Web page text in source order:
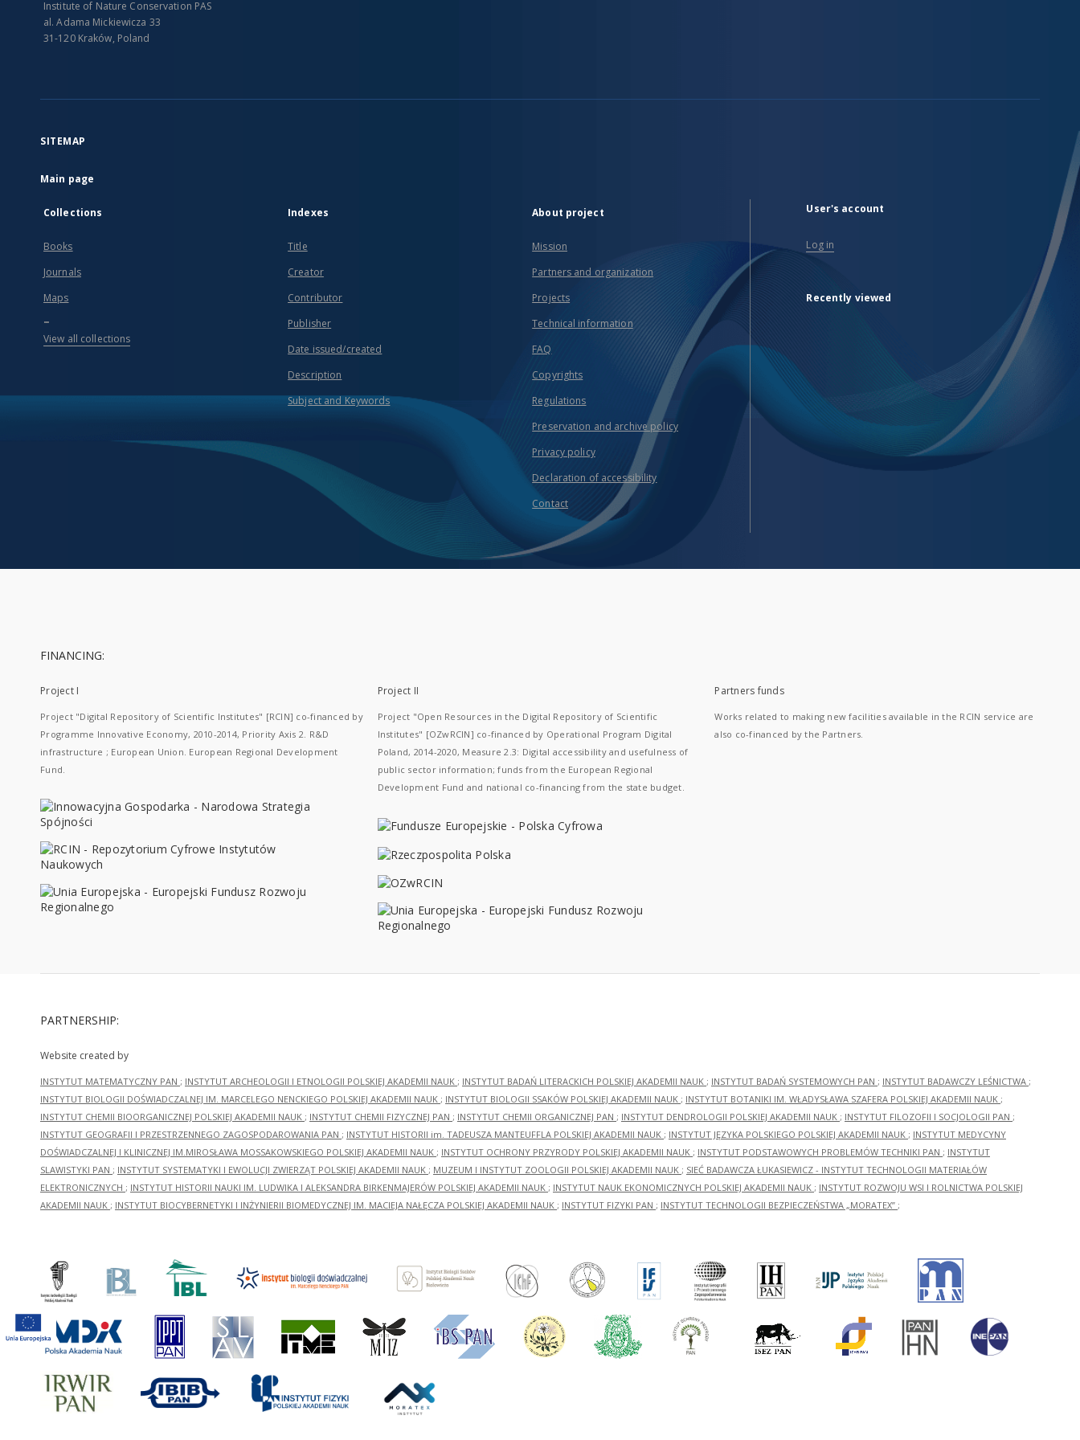
Institute of Nature Conservation PAS
al. Adama Mickiewicza 33
31-120 Kraków, Poland
SITEMAP
Main page
Collections
Books
Journals
Maps
...
View all collections
Indexes
Title
Creator
Contributor
Publisher
Date issued/created
Description
Subject and Keywords
About project
Mission
Partners and organization
Projects
Technical information
FAQ
Copyrights
Regulations
Preservation and archive policy
Privacy policy
Declaration of accessibility
Contact
User's account
Log in
Recently viewed
FINANCING:
Project I
Project "Digital Repository of Scientific Institutes" [RCIN] co-financed by
Programme Innovative Economy, 2010-2014, Priority Axis 2. R&D
infrastructure ; European Union. European Regional Development
Fund.
Project II
Project "Open Resources in the Digital Repository of Scientific
Institutes" [OZwRCIN] co-financed by Operational Program Digital
Poland, 2014-2020, Measure 2.3: Digital accessibility and usefulness of
public sector information; funds from the European Regional
Development Fund and national co-financing from the state budget.
Partners funds
Works related to making new facilities available in the RCIN service are
also co-financed by the Partners.
PARTNERSHIP:
Website created by
INSTYTUT MATEMATYCZNY PAN ; INSTYTUT ARCHEOLOGII I ETNOLOGII POLSKIEJ AKADEMII NAUK ; INSTYTUT BADAŃ LITERACKICH POLSKIEJ AKADEMII NAUK ; INSTYTUT BADAŃ SYSTEMOWYCH PAN ; INSTYTUT BADAWCZY LEŚNICTWA ;
INSTYTUT BIOLOGII DOŚWIADCZALNEJ IM. MARCELEGO NENCKIEGO POLSKIEJ AKADEMII NAUK ; INSTYTUT BIOLOGII SSAKÓW POLSKIEJ AKADEMII NAUK ; INSTYTUT BOTANIKI IM. WŁADYSŁAWA SZAFERA POLSKIEJ AKADEMII NAUK ;
INSTYTUT CHEMII BIOORGANICZNEJ POLSKIEJ AKADEMII NAUK ; INSTYTUT CHEMII FIZYCZNEJ PAN ; INSTYTUT CHEMII ORGANICZNEJ PAN ; INSTYTUT DENDROLOGII POLSKIEJ AKADEMII NAUK ; INSTYTUT FILOZOFII I SOCJOLOGII PAN ;
INSTYTUT GEOGRAFII I PRZESTRZENNEGO ZAGOSPODAROWANIA PAN ; INSTYTUT HISTORII im. TADEUSZA MANTEUFFLA POLSKIEJ AKADEMII NAUK ; INSTYTUT JĘZYKA POLSKIEGO POLSKIEJ AKADEMII NAUK ; INSTYTUT MEDYCYNY
DOŚWIADCZALNEJ I KLINICZNEJ IM.MIROSŁAWA MOSSAKOWSKIEGO POLSKIEJ AKADEMII NAUK ; INSTYTUT OCHRONY PRZYRODY POLSKIEJ AKADEMII NAUK ; INSTYTUT PODSTAWOWYCH PROBLEMÓW TECHNIKI PAN ; INSTYTUT
SLAWISTYKI PAN ; INSTYTUT SYSTEMATYKI I EWOLUCJI ZWIERZĄT POLSKIEJ AKADEMII NAUK ; MUZEUM I INSTYTUT ZOOLOGII POLSKIEJ AKADEMII NAUK ; SIEĆ BADAWCZA ŁUKASIEWICZ - INSTYTUT TECHNOLOGII MATERIAŁÓW
ELEKTRONICZNYCH ; INSTYTUT HISTORII NAUKI IM. LUDWIKA I ALEKSANDRA BIRKENMAJERÓW POLSKIEJ AKADEMII NAUK ; INSTYTUT NAUK EKONOMICZNYCH POLSKIEJ AKADEMII NAUK ; INSTYTUT ROZWOJU WSI I ROLNICTWA POLSKIEJ
AKADEMII NAUK ; INSTYTUT BIOCYBERNETYKI I INŻYNIERII BIOMEDYCZNEJ IM. MACIEJA NAŁĘCZA POLSKIEJ AKADEMII NAUK ; INSTYTUT FIZYKI PAN ; INSTYTUT TECHNOLOGII BEZPIECZEŃSTWA „MORATEX” ;